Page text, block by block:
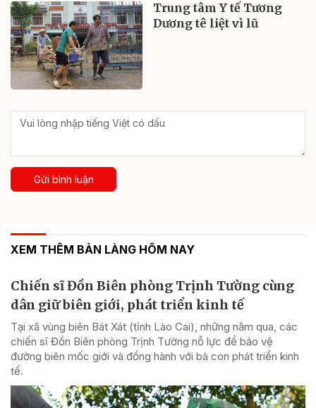
Trung tâm Y tế Tương
Dương tê liệt vì lũ
Gửi bình luận
XEM THÊM BẢN LÀNG HÔM NAY
Chiến sĩ Đồn Biên phòng Trịnh Tường cùng
dân giữ biên giới, phát triển kinh tế
Tại xã vùng biên Bát Xát (tỉnh Lào Cai), những năm qua, các
chiến sĩ Đồn Biên phòng Trịnh Tường nỗ lực để bảo vệ
đường biên mốc giới và đồng hành với bà con phát triển kinh
tế.